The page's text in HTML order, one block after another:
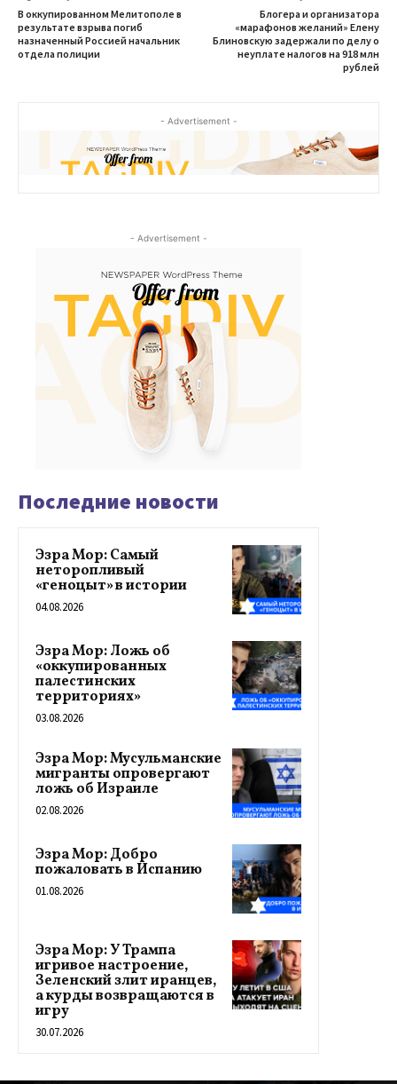
В оккупированном Мелитополе в
результате взрыва погиб
назначенный Россией начальник
отдела полиции
Блогера и организатора
«марафонов желаний» Елену
Блиновскую задержали по делу о
неуплате налогов на 918 млн
рублей
- Advertisement -
- Advertisement -
Последние новости
Эзра Мор: Самый
неторопливый
«геноцыт» в истории
04.08.2026
Эзра Мор: Ложь об
«оккупированных
палестинских
территориях»
03.08.2026
Эзра Мор: Мусульманские
мигранты опровергают
ложь об Израиле
02.08.2026
Эзра Мор: Добро
пожаловать в Испанию
01.08.2026
Эзра Мор: У Трампа
игривое настроение,
Зеленский злит иранцев,
а курды возвращаются в
игру
30.07.2026